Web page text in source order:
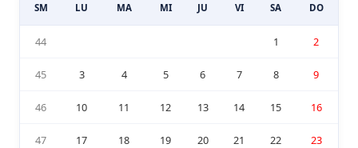
SM LU MA MI JU VI SA DO
44 1 2
45 3 4 5 6 7 8 9
46 10 11 12 13 14 15 16
47 17 18 19 20 21 22 23